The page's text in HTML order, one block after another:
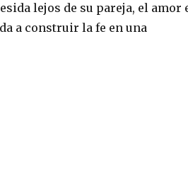
lejos de su pareja, el amor
a construir la fe en una